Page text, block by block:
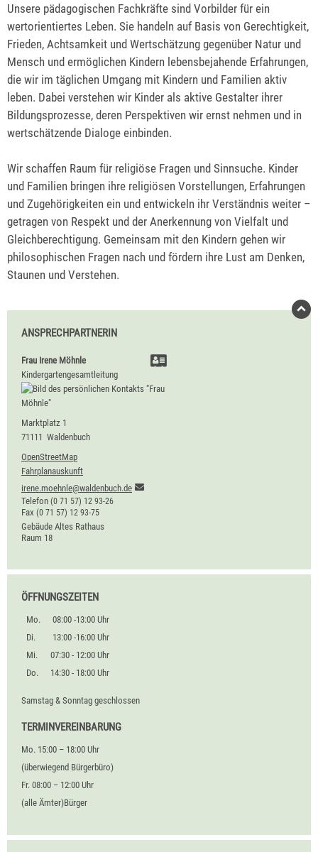
Unsere pädagogischen Fachkräfte sind Vorbilder für ein
wertorientiertes Leben. Sie handeln auf Basis von Gerechtigkeit,
Frieden, Achtsamkeit und Wertschätzung gegenüber Natur und
Mensch und ermöglichen Kindern lebensbejahende Erfahrungen,
die wir im täglichen Umgang mit Kindern und Familien aktiv
leben. Dabei verstehen wir Kinder als aktive Gestalter ihrer
Bildungsprozesse, deren Perspektiven wir ernst nehmen und in
wertschätzende Dialoge einbinden.
Wir schaffen Raum für religiöse Fragen und Sinnsuche. Kinder
und Familien bringen ihre religiösen Vorstellungen, Erfahrungen
und Zugehörigkeiten ein und entwickeln ihr Verständnis weiter –
getragen von Respekt und der Anerkennung von Vielfalt und
Gleichberechtigung. Gemeinsam mit den Kindern gehen wir
philosophischen Fragen nach und fördern ihre Lust am Denken,
Staunen und Verstehen.
ANSPRECHPARTNERIN
Frau Irene Möhnle
Kindergartengesamtleitung
Marktplatz 1
71111 Waldenbuch
OpenStreetMap
Fahrplanauskunft
irene.moehnle@waldenbuch.de
Telefon (0 71 57) 12 93-26
Fax (0 71 57) 12 93-75
Gebäude Altes Rathaus
Raum 18
ÖFFNUNGSZEITEN
Mo.
08:00 -13:00 Uhr
Di.
13:00 -16:00 Uhr
Mi.
07:30 - 12:00 Uhr
Do.
14:30 - 18:00 Uhr
Samstag & Sonntag geschlossen
TERMINVEREINBARUNG
Mo. 15:00 – 18:00 Uhr
(überwiegend Bürgerbüro)
Fr. 08:00 – 12:00 Uhr
(alle Ämter)Bürger